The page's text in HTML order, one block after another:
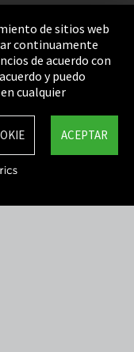
de sitios web
continuamente
de acuerdo con
y puedo
cualquier
ACEPTAR